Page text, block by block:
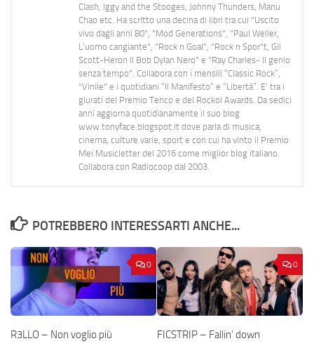
Clash, Iggy and the Stooges, Johnny Thunders, Manu
Chao etc. Ha scritto una decina di libri tra cui "Uscito
vivo dagli anni 80", "Mod Generations", "Paul Weller,
L’uomo cangiante", "Rock n Goal", "Rock n Spor"t, Gil
Scott-Heron Il Bob Dylan Nero" e "Ray Charles- Il genio
senza tempo". Collabora con i mensili “Classic Rock”,
"Vinile" e i quotidiani “Il Manifesto” e “Libertà”. E' tra i
giurati del Premio Tenco e del Rockol Awards. Da sedici
anni aggiorna quotidianamente il suo blog
www.tonyface.blogspot.it dove parla di musica,
cinema, culture varie, sport e con cui ha vinto il Premio
Mei Musicletter del 2016 come miglior blog italiano.
Collabora con Radiocoop dal 2003.
POTREBBERO INTERESSARTI ANCHE...
0
R3LLO – Non voglio più
0
FICSTRIP – Fallin’ down